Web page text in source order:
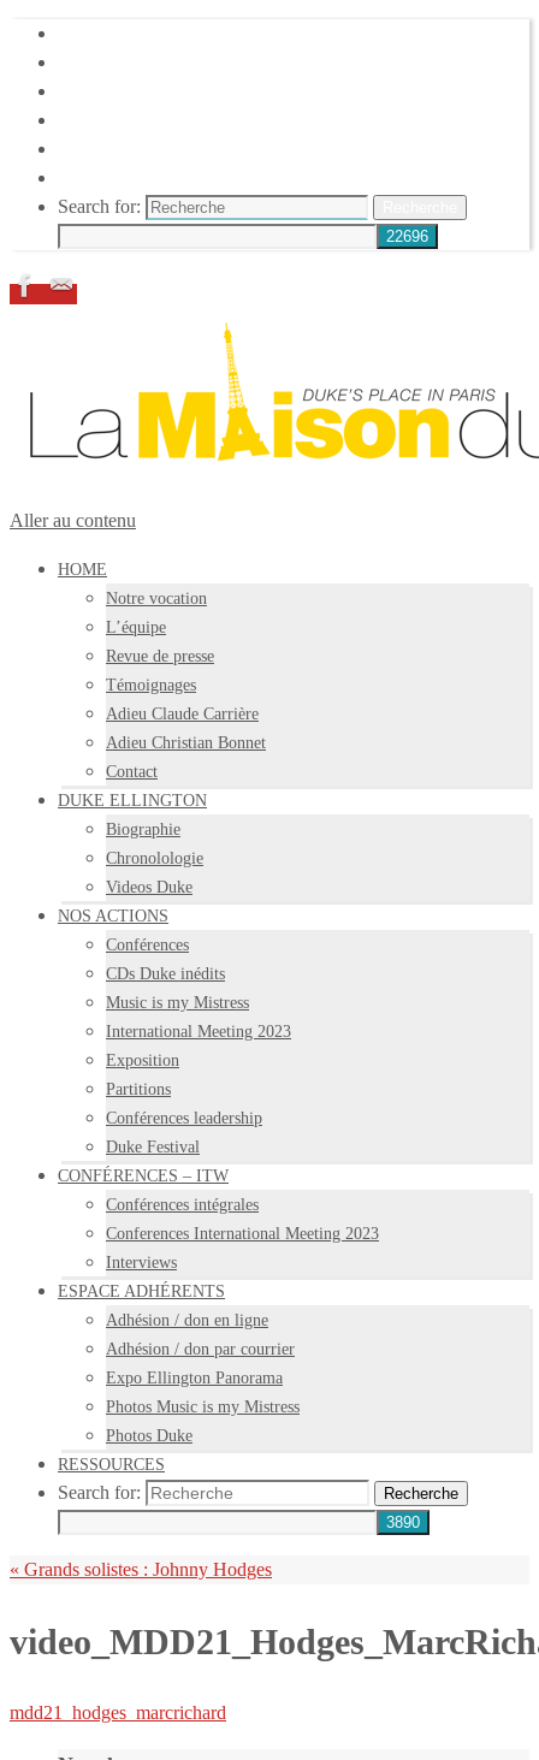
Search for:
Aller au contenu
HOME
Notre vocation
L’équipe
Revue de presse
Témoignages
Adieu Claude Carrière
Adieu Christian Bonnet
Contact
DUKE ELLINGTON
Biographie
Chronolologie
Videos Duke
NOS ACTIONS
Conférences
CDs Duke inédits
Music is my Mistress
International Meeting 2023
Exposition
Partitions
Conférences leadership
Duke Festival
CONFÉRENCES – ITW
Conférences intégrales
Conferences International Meeting 2023
Interviews
ESPACE ADHÉRENTS
Adhésion / don en ligne
Adhésion / don par courrier
Expo Ellington Panorama
Photos Music is my Mistress
Photos Duke
RESSOURCES
Search for: Recherche
« Grands solistes : Johnny Hodges
mdd21_hodges_marcrichard